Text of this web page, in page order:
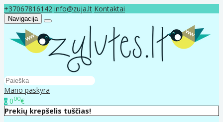
+37067816142 info@zuja.lt Kontaktai
Navigacija
Mano paskyra
0 000€
Prekių krepšelis tuščias!